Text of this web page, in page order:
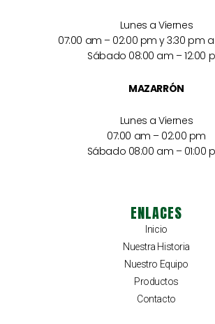
Lunes a Viernes
07:00 am – 02:00 pm y 3:30 pm
Sábado 08:00 am – 12:00
MAZARRÓN
Lunes a Viernes
07:00 am – 02:00 pm
Sábado 08:00 am – 01:00
ENLACES
Inicio
Nuestra Historia
Nuestro Equipo
Productos
Contacto